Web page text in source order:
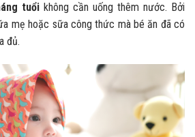
tuổi không cần uống thêm nước. Bởi
mẹ hoặc sữa công thức mà bé ăn đã có
đủ.